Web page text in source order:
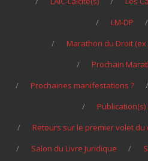
LM-DP
Marathon du Droit
Prochain
Prochaines manifestations ?
Publication(s)
Retours sur le premier volet
Salon du Livre Juridique